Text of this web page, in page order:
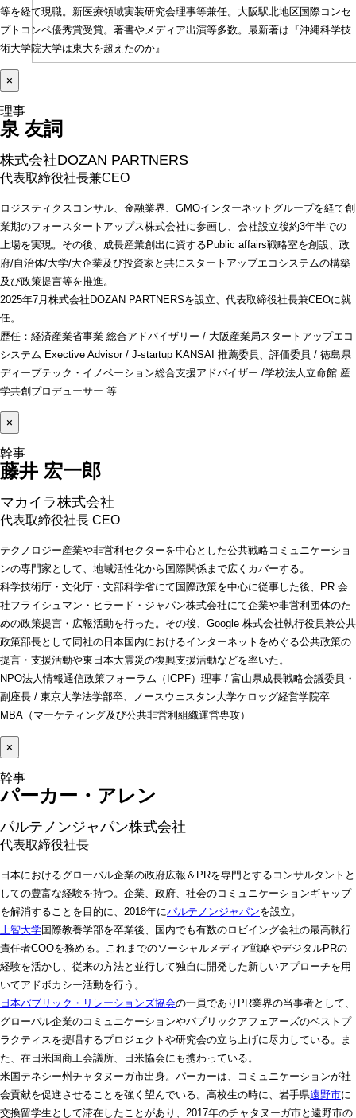
等を経て現職。新医療領域実装研究会理事等兼任。大阪駅北地区国際コンセ
プトコンペ優秀賞受賞。著書やメディア出演等多数。最新著は『沖縄科学技
術大学院大学は東大を超えたのか』
×
泉 友詞
株式会社DOZAN PARTNERS
代表取締役社長兼CEO
ロジスティクスコンサル、金融業界、GMOインターネットグループを経て創
業期のフォースタートアップス株式会社に参画し、会社設立後約3年半での
上場を実現。その後、成長産業創出に資するPublic affairs戦略室を創設、政
府/自治体/大学/大企業及び投資家と共にスタートアップエコシステムの構築
及び政策提言等を推進。
2025年7月株式会社DOZAN PARTNERSを設立、代表取締役社長兼CEOに就
任。
歴任：経済産業省事業 総合アドバイザリー / 大阪産業局スタートアップエコ
システム Exective Advisor / J-startup KANSAI 推薦委員、評価委員 / 徳島県
ディープテック・イノベーション総合支援アドバイザー /学校法人立命館 産
学共創プロデューサー 等
×
藤井 宏一郎
マカイラ株式会社
代表取締役社長 CEO
テクノロジー産業や非営利セクターを中心とした公共戦略コミュニケーショ
ンの専門家として、地域活性化から国際関係まで広くカバーする。
科学技術庁・文化庁・文部科学省にて国際政策を中心に従事した後、PR 会
社フライシュマン・ヒラード・ジャパン株式会社にて企業や非営利団体のた
めの政策提言・広報活動を行った。その後、Google 株式会社執行役員兼公共
政策部長として同社の日本国内におけるインターネットをめぐる公共政策の
提言・支援活動や東日本大震災の復興支援活動などを率いた。
NPO法人情報通信政策フォーラム（ICPF）理事 / 富山県成長戦略会議委員・
副座長 / 東京大学法学部卒、ノースウェスタン大学ケロッグ経営学院卒
MBA（マーケティング及び公共非営利組織運営専攻）
×
パーカー・アレン
パルテノンジャパン株式会社
代表取締役社長
日本におけるグローバル企業の政府広報＆PRを専門とするコンサルタントと
しての豊富な経験を持つ。企業、政府、社会のコミュニケーションギャップ
を解消することを目的に、2018年にパルテノンジャパンを設立。
上智大学国際教養学部を卒業後、国内でも有数のロビイング会社の最高執行
責任者COOを務める。これまでのソーシャルメディア戦略やデジタルPRの
経験を活かし、従来の方法と並行して独自に開発した新しいアプローチを用
いてアドボカシー活動を行う。
日本パブリック・リレーションズ協会の一員でありPR業界の当事者として、
グローバル企業のコミュニケーションやパブリックアフェアーズのベストプ
ラクティスを提唱するプロジェクトや研究会の立ち上げに尽力している。ま
た、在日米国商工会議所、日米協会にも携わっている。
米国テネシー州チャタヌーガ市出身。パーカーは、コミュニケーションが社
会貢献を促進させることを強く望んでいる。高校生の時に、岩手県遠野市に
交換留学生として滞在したことがあり、2017年のチャタヌーガ市と遠野市の